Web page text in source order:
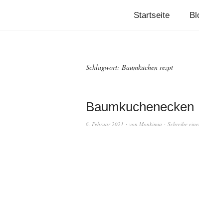
Startseite
Schlagwort: Baumkuchen rezpt
Baumkuchenecken
6. Februar 2021 von Monkimia Schreibe